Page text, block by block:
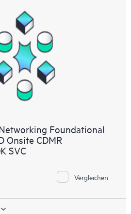
Foundational
Onsite CDMR
SVC
Vergleichen